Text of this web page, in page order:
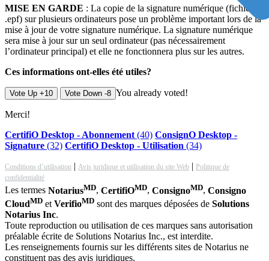
MISE EN GARDE : La copie de la signature numérique (fichier
.epf) sur plusieurs ordinateurs pose un problème important lors de la
mise à jour de votre signature numérique. La signature numérique
sera mise à jour sur un seul ordinateur (pas nécessairement
l’ordinateur principal) et elle ne fonctionnera plus sur les autres.
Ces informations ont-elles été utiles?
Vote Up +10 Vote Down -8 You already voted!
Merci!
CertifiO Desktop - Abonnement(40) ConsignO Desktop -
Signature (32) CertifiO Desktop - Utilisation (34)
Conditions d’utilisation Avis juridique et utilisation du site Web
Politique de
confidentialité
Les termes NotariusMD, CertifiOMD, ConsignoMD, Consigno
CloudMD et VerifioMD sont des marques déposées de Solutions
Notarius Inc.
Toute reproduction ou utilisation de ces marques sans autorisation
préalable écrite de Solutions Notarius Inc., est interdite.
Les renseignements fournis sur les différents sites de Notarius ne
constituent pas des avis juridiques.